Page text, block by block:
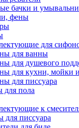
бачки и
фены
для
для ванны
для душевого
для кухни, мойки
для писсуара
для пола
к
для писсуара